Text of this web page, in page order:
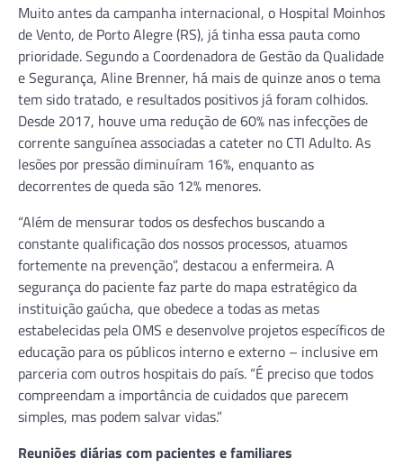
Muito antes da campanha internacional, o Hospital Moinhos
de Vento, de Porto Alegre (RS), já tinha essa pauta como
prioridade. Segundo a Coordenadora de Gestão da Qualidade
e Segurança, Aline Brenner, há mais de quinze anos o tema
tem sido tratado, e resultados positivos já foram colhidos.
Desde 2017, houve uma redução de 60% nas infecções de
corrente sanguínea associadas a cateter no CTI Adulto. As
lesões por pressão diminuíram 16%, enquanto as
decorrentes de queda são 12% menores.
“Além de mensurar todos os desfechos buscando a
constante qualificação dos nossos processos, atuamos
fortemente na prevenção”, destacou a enfermeira. A
segurança do paciente faz parte do mapa estratégico da
instituição gaúcha, que obedece a todas as metas
estabelecidas pela OMS e desenvolve projetos específicos de
educação para os públicos interno e externo – inclusive em
parceria com outros hospitais do país. “É preciso que todos
compreendam a importância de cuidados que parecem
simples, mas podem salvar vidas.”
Reuniões diárias com pacientes e familiares